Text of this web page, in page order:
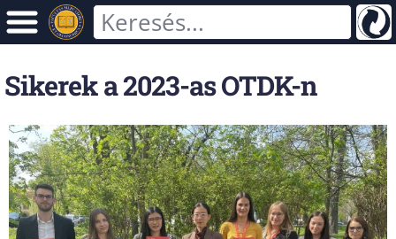
Sikerek a 2023-as OTDK-n